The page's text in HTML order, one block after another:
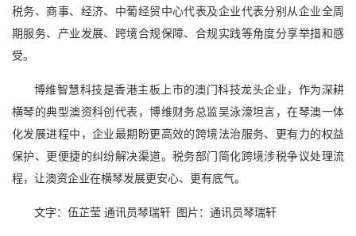
税务、商事、经济、中葡经贸中心代表及企业代表分别从企业全周
期服务、产业发展、跨境合规保障、合规实践等角度分享举措和感
受。
博维智慧科技是香港主板上市的澳门科技龙头企业，作为深耕
横琴的典型澳资科创代表，博维财务总监吴泳濠坦言，在琴澳一体
化发展进程中，企业最期盼更高效的跨境法治服务、更有力的权益
保护、更便捷的纠纷解决渠道。税务部门简化跨境涉税争议处理流
程，让澳资企业在横琴发展更安心、更有底气。
文字：伍芷莹 通讯员琴瑞轩 图片：通讯员琴瑞轩